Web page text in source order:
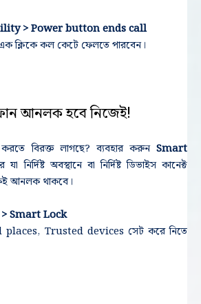
> Power button ends call
ক্লিকে কল কেটে ফেলতে পারবেন।
আনলক হবে নিজেই!
বিরক্ত লাগছে? ব্যবহার করুন Smart
নির্দিষ্ট অবস্থানে বা নির্দিষ্ট ডিভাইস কানেক্ট
আনলক থাকবে।
Smart Lock
places, Trusted devices সেট করে নিতে